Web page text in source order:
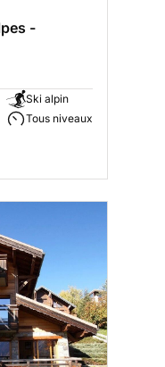
-
Ski alpin
Tous niveaux